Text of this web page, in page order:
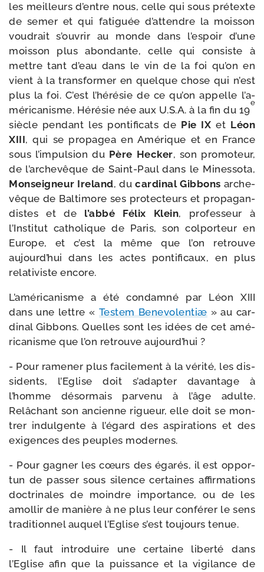
les meilleurs d’entre nous, celle qui sous pré­texte
de semer et qui fati­guée d’at­tendre la mois­son
vou­drait s’ou­vrir au monde dans l’es­poir d’une
mois­son plus abon­dante, celle qui consiste à
mettre tant d’eau dans le vin de la foi qu’on en
vient à la trans­for­mer en quelque chose qui n’est
plus la foi. C’est l’hé­ré­sie de ce qu’on appelle l’a­
mé­ri­ca­nisme. Hérésie née aux U.S.A. à la fin du 19
e
siècle pen­dant les pon­ti­fi­cats de Pie IX et Léon
XIII, qui se pro­pa­gea en Amérique et en France
sous l’im­pul­sion du Père Hecker, son pro­mo­teur,
de l’ar­che­vêque de Saint-​Paul dans le Minessota,
Monseigneur Ireland, ducar­di­nal Gibbons arche­
vêque de Baltimore ses pro­tec­teurs et pro­pa­gan­
distes et de l’ab­bé Félix Klein, pro­fes­seur à
l’Institut catho­lique de Paris, son col­por­teur en
Europe, et c’est la même que l’on retrouve
aujourd’­hui dans les actes pon­ti­fi­caux, en plus
rela­ti­viste encore.
L’américanisme a été condam­né par Léon XIII
dans une lettre « Testem Benevolentiæ» au car­
di­nal Gibbons. Quelles sont les idées de cet amé­
ri­ca­nisme que l’on retrouve aujourd’hui ?
- Pour rame­ner plus faci­le­ment à la véri­té, les dis­
si­dents, l’Eglise doit s’a­dap­ter davan­tage à
l’homme désor­mais par­ve­nu à l’âge adulte.
Relâchant son ancienne rigueur, elle doit se mon­
trer indul­gente à l’é­gard des aspi­ra­tions et des
exi­gences des peuples modernes.
- Pour gagner les cœurs des éga­rés, il est oppor­
tun de pas­ser sous silence cer­taines affir­ma­tions
doc­tri­nales de moindre impor­tance, ou de les
amol­lir de manière à ne plus leur confé­rer le sens
tra­di­tion­nel auquel l’Eglise s’est tou­jours tenue.
- Il faut intro­duire une cer­taine liber­té dans
l’Eglise afin que la puis­sance et la vigi­lance de